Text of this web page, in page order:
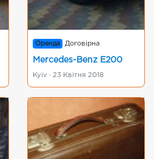
Оренда Договірна
Mercedes-Benz E200
Kyiv · 23 Квітня 2018